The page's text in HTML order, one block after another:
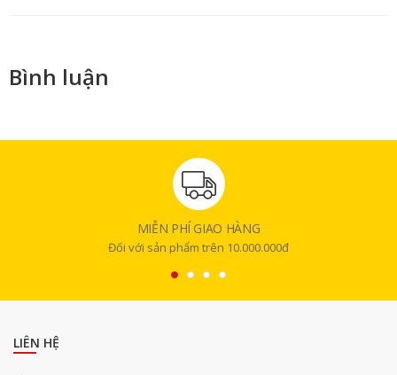
Bình luận
MIỄN PHÍ GIAO HÀNG
Đối với sản phẩm trên 10.000.000đ
LIÊN HỆ